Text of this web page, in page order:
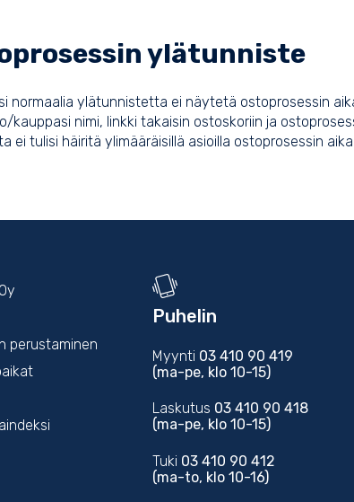
ylätunniste
normaalia ylätunnistetta ei näytetä ostoprosessin
kauppasi nimi, linkki takaisin ostoskoriin ja
ei tulisi häiritä ylimääräisillä asioilla ostoprosessin
perustaminen
Puhelin
Myynti 03 410 90 419
(ma-pe, klo 10-15)
Laskutus 03 410 90 418
(ma-pe, klo 10-15)
Tuki 03 410 90 412
(ma-to, klo 10-16)